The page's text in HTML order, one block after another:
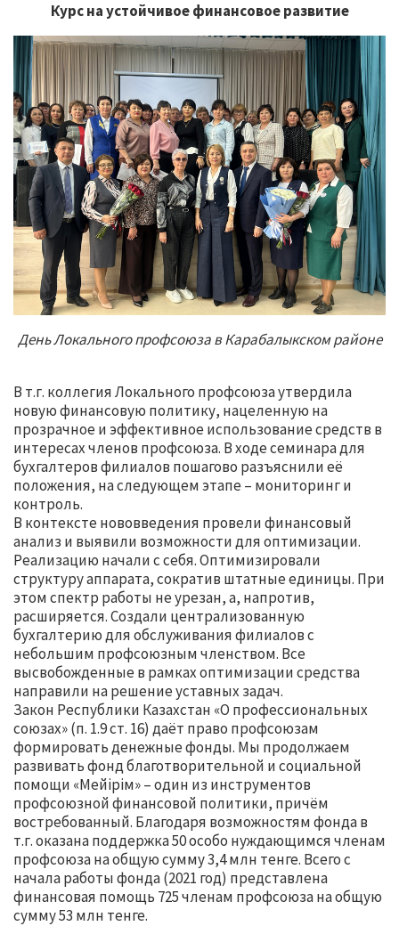
Курс на устойчивое финансовое развитие
День Локального профсоюза в Карабалыкском районе
В т.г. коллегия Локального профсоюза утвердила
новую финансовую политику, нацеленную на
прозрачное и эффективное использование средств в
интересах членов профсоюза. В ходе семинара для
бухгалтеров филиалов пошагово разъяснили её
положения, на следующем этапе – мониторинг и
контроль.
В контексте нововведения провели финансовый
анализ и выявили возможности для оптимизации.
Реализацию начали с себя. Оптимизировали
структуру аппарата, сократив штатные единицы. При
этом спектр работы не урезан, а, напротив,
расширяется. Создали централизованную
бухгалтерию для обслуживания филиалов с
небольшим профсоюзным членством. Все
высвобожденные в рамках оптимизации средства
направили на решение уставных задач.
Закон Республики Казахстан «О профессиональных
союзах» (п. 1.9 ст. 16) даёт право профсоюзам
формировать денежные фонды. Мы продолжаем
развивать фонд благотворительной и социальной
помощи «Мейірім» – один из инструментов
профсоюзной финансовой политики, причём
востребованный. Благодаря возможностям фонда в
т.г. оказана поддержка 50 особо нуждающимся членам
профсоюза на общую сумму 3,4 млн тенге. Всего с
начала работы фонда (2021 год) представлена
финансовая помощь 725 членам профсоюза на общую
сумму 53 млн тенге.